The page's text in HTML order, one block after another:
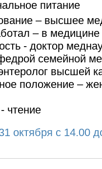
питание
– высшее
– в медицине
- доктор
семейной
высшей
положение –
чтение
октября с 14.00